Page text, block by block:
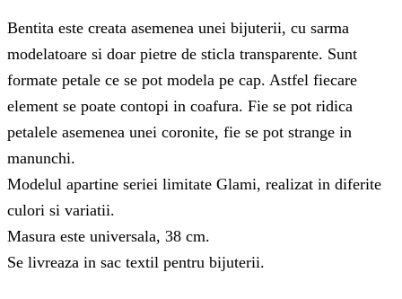
Bentita este creata asemenea unei bijuterii, cu sarma
modelatoare si doar pietre de sticla transparente. Sunt
formate petale ce se pot modela pe cap. Astfel fiecare
element se poate contopi in coafura. Fie se pot ridica
petalele asemenea unei coronite, fie se pot strange in
manunchi.
Modelul apartine seriei limitate Glami, realizat in diferite
culori si variatii.
Masura este universala, 38 cm.
Se livreaza in sac textil pentru bijuterii.